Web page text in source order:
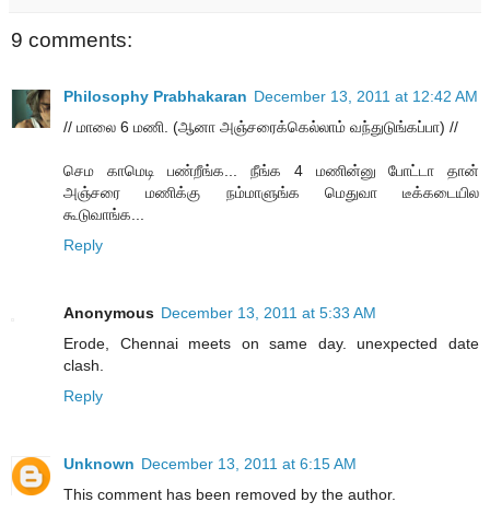
9 comments:
Philosophy Prabhakaran December 13, 2011 at 12:42 AM
// மாலை 6 மணி. (ஆனா அஞ்சரைக்கெல்லாம் வந்துடுங்கப்பா) //
செம காமெடி பண்றீங்க... நீங்க 4 மணின்னு போட்டா தான்
அஞ்சரை மணிக்கு நம்மாளுங்க மெதுவா டீக்கடையில
கூடுவாங்க...
Reply
Anonymous December 13, 2011 at 5:33 AM
Erode, Chennai meets on same day. unexpected date
clash.
Reply
Unknown December 13, 2011 at 6:15 AM
This comment has been removed by the author.